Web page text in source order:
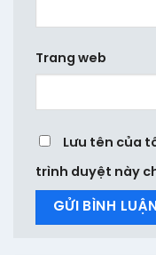
Trang web
Lưu tên của
trình duyệt này